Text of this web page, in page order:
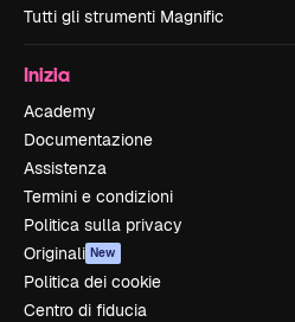
Tutti gli strumenti Magnific
Inizia
Academy
Documentazione
Assistenza
Termini e condizioni
Politica sulla privacy
Originali New
Politica dei cookie
Centro di fiducia